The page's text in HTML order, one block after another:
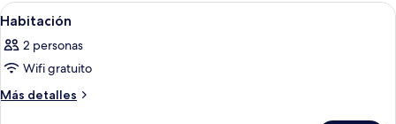
Abrir
todas
las
fotos
de
Una habitación con una cama, una
13
Habitación
2 personas
Wifi gratuito
Más detalles
Más